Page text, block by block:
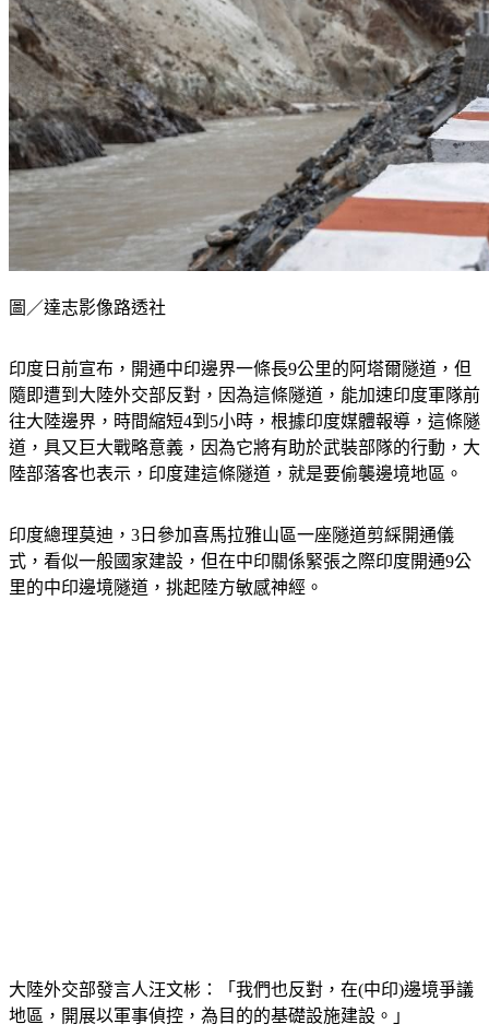
隨即遭到大陸外交部反對，因為這條隧道，能加速印度軍隊前
往大陸邊界，時間縮短4到5小時，根據印度媒體報導，這條隧
道，具又巨大戰略意義，因為它將有助於武裝部隊的行動，大
陸部落客也表示，印度建這條隧道，就是要偷襲邊境地區。
式，看似一般國家建設，但在中印關係緊張之際印度開通9公
里的中印邊境隧道，挑起陸方敏感神經。
地區，開展以軍事偵控，為目的的基礎設施建設。」